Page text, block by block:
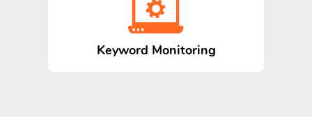
Keyword Monitoring